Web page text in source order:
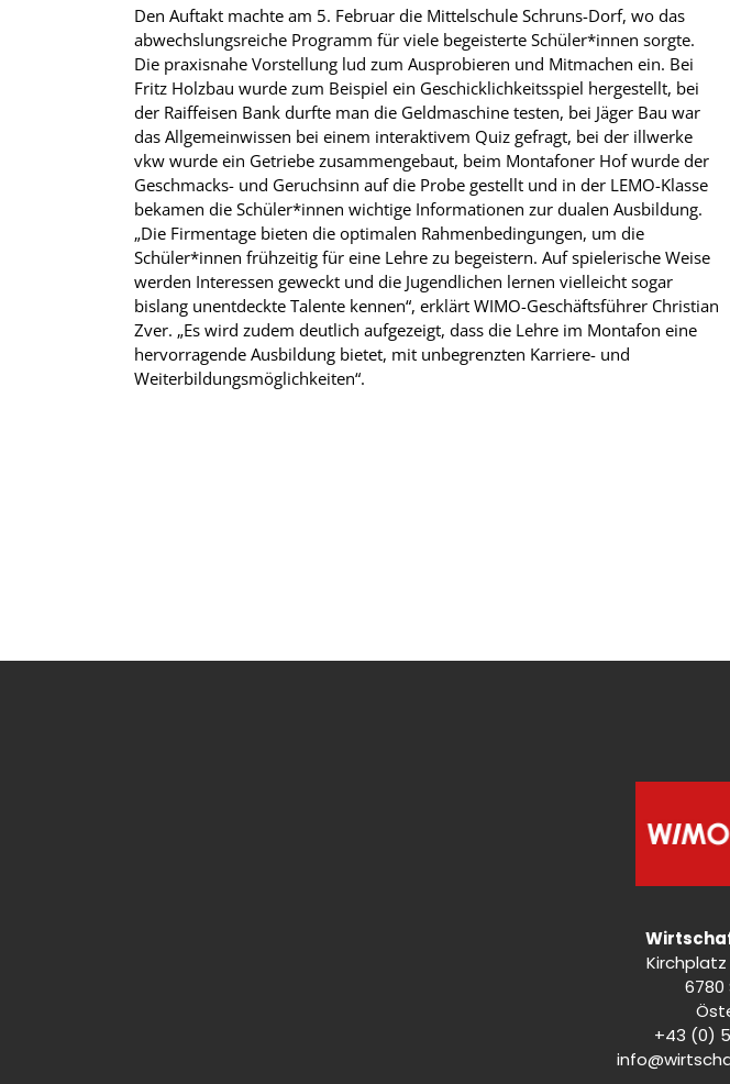
Den Auftakt machte am 5. Februar die Mittelschule Schruns-Dorf, wo das
abwechslungsreiche Programm für viele begeisterte Schüler*innen sorgte.
Die praxisnahe Vorstellung lud zum Ausprobieren und Mitmachen ein. Bei
Fritz Holzbau wurde zum Beispiel ein Geschicklichkeitsspiel hergestellt, bei
der Raiffeisen Bank durfte man die Geldmaschine testen, bei Jäger Bau war
das Allgemeinwissen bei einem interaktivem Quiz gefragt, bei der illwerke
vkw wurde ein Getriebe zusammengebaut, beim Montafoner Hof wurde der
Geschmacks- und Geruchsinn auf die Probe gestellt und in der LEMO-Klasse
bekamen die Schüler*innen wichtige Informationen zur dualen Ausbildung.
„Die Firmentage bieten die optimalen Rahmenbedingungen, um die
Schüler*innen frühzeitig für eine Lehre zu begeistern. Auf spielerische Weise
werden Interessen geweckt und die Jugendlichen lernen vielleicht sogar
bislang unentdeckte Talente kennen“, erklärt WIMO-Geschäftsführer Christian
Zver. „Es wird zudem deutlich aufgezeigt, dass die Lehre im Montafon eine
hervorragende Ausbildung bietet, mit unbegrenzten Karriere- und
Weiterbildungsmöglichkeiten“.
Kirchplatz
6780
+43 (0)